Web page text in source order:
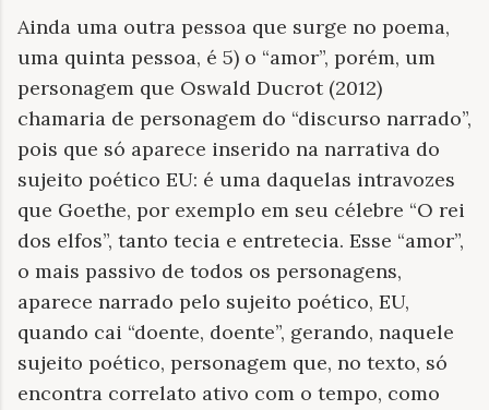
Ainda uma outra pessoa que surge no poema,
uma quinta pessoa, é 5) o “amor”, porém, um
personagem que Oswald Ducrot (2012)
chamaria de personagem do “discurso narrado”,
pois que só aparece inserido na narrativa do
sujeito poético EU: é uma daquelas intravozes
que Goethe, por exemplo em seu célebre “O rei
dos elfos”, tanto tecia e entretecia. Esse “amor”,
o mais passivo de todos os personagens,
aparece narrado pelo sujeito poético, EU,
quando cai “doente, doente”, gerando, naquele
sujeito poético, personagem que, no texto, só
encontra correlato ativo com o tempo, como